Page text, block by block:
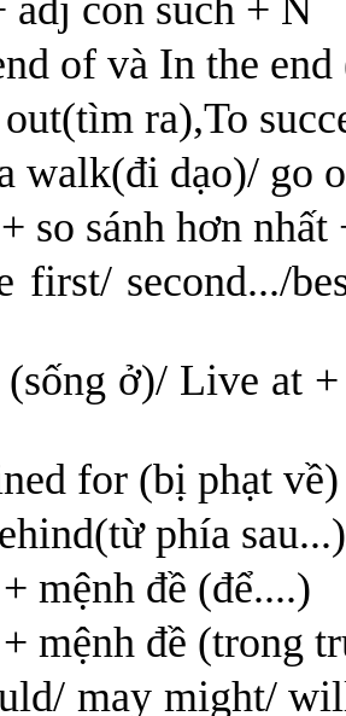
adj còn such + N
of và In the
ra),To
walk(đi dạo)/ go
so sánh hơn
first/ second.../
ở)/ Live at
for (bị phạt về)
phía sau...)
mệnh đề (để....)
mệnh đề (trong
may might/